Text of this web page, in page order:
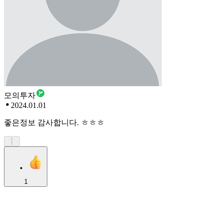
모의투자
2024.01.01
좋은정보 감사합니다. ㅎㅎㅎ
1